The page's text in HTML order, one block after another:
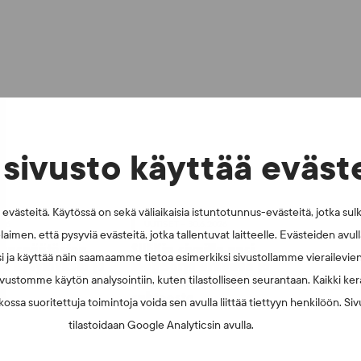
sivusto käyttää
Käytössä on sekä väliaikaisia istuntotunnus-evästeitä, jotka
että pysyviä evästeitä, jotka tallentuvat laitteelle. Evästeiden
ja käyttää näin saamaamme tietoa esimerkiksi sivustollamme
käytön analysointiin, kuten tilastolliseen seurantaan. Kaikki
suoritettuja toimintoja voida sen avulla liittää tiettyyn henkilöön.
tilastoidaan Google Analyticsin avulla.
kysymyksiä ja
ratkaisusta
SUEKin sivuilla uusi
blogisarja urheilun ja
väkivaltaisten alakulttuurien
suhteesta